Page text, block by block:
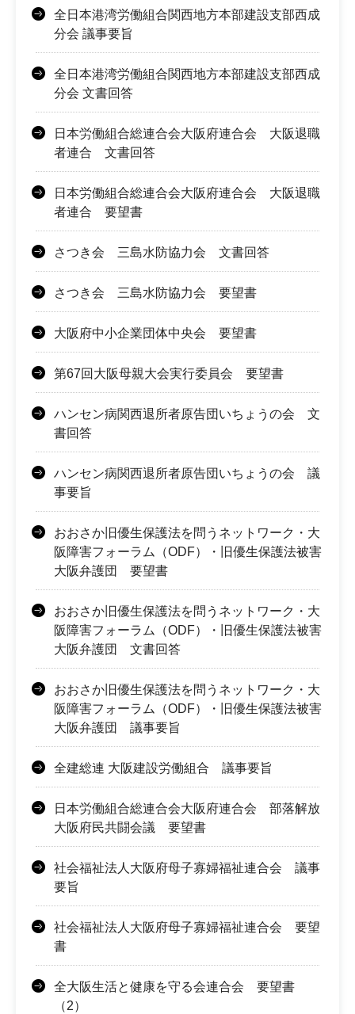
全日本港湾労働組合関西地方本部建設支部西成
分会 議事要旨
全日本港湾労働組合関西地方本部建設支部西成
分会 文書回答
日本労働組合総連合会大阪府連合会 大阪退職
者連合 文書回答
日本労働組合総連合会大阪府連合会 大阪退職
者連合 要望書
さつき会 三島水防協力会 文書回答
さつき会 三島水防協力会 要望書
大阪府中小企業団体中央会 要望書
第67回大阪母親大会実行委員会 要望書
ハンセン病関西退所者原告団いちょうの会 文
書回答
ハンセン病関西退所者原告団いちょうの会 議
事要旨
おおさか旧優生保護法を問うネットワーク・大
阪障害フォーラム（ODF）・旧優生保護法被害
大阪弁護団 要望書
おおさか旧優生保護法を問うネットワーク・大
阪障害フォーラム（ODF）・旧優生保護法被害
大阪弁護団 文書回答
おおさか旧優生保護法を問うネットワーク・大
阪障害フォーラム（ODF）・旧優生保護法被害
大阪弁護団 議事要旨
全建総連 大阪建設労働組合 議事要旨
日本労働組合総連合会大阪府連合会 部落解放
大阪府民共闘会議 要望書
社会福祉法人大阪府母子寡婦福祉連合会 議事
要旨
社会福祉法人大阪府母子寡婦福祉連合会 要望
書
全大阪生活と健康を守る会連合会 要望書
（2）